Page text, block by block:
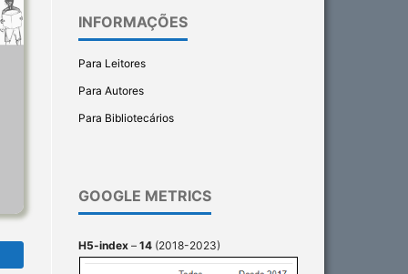
INFORMAÇÕES
Para Leitores
Para Autores
Para Bibliotecários
GOOGLE METRICS
H5-index – 14 (2018-2023)